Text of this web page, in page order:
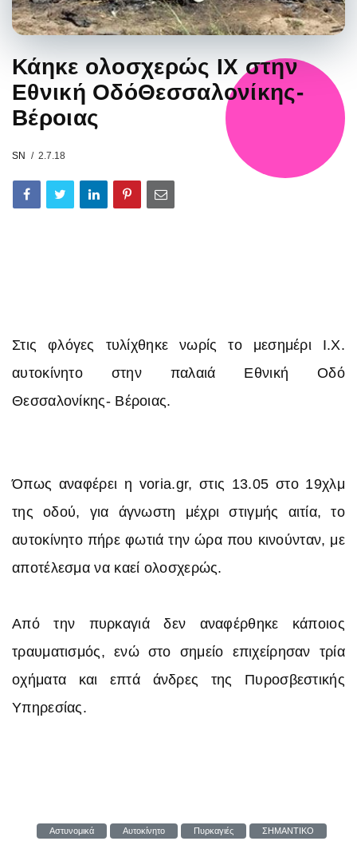
Κάηκε ολοσχερώς ΙΧ στην
Εθνική ΟδόΘεσσαλονίκης-
Βέροιας
SN 2.7.18
Στις φλόγες τυλίχθηκε νωρίς το μεσημέρι Ι.Χ.
αυτοκίνητο στην παλαιά Εθνική Οδό
Θεσσαλονίκης- Βέροιας.
Όπως αναφέρει η voria.gr, στις 13.05 στο 19χλμ
της οδού, για άγνωστη μέχρι στιγμής αιτία, το
αυτοκίνητο πήρε φωτιά την ώρα που κινούνταν, με
αποτέλεσμα να καεί ολοσχερώς.
Από την πυρκαγιά δεν αναφέρθηκε κάποιος
τραυματισμός, ενώ στο σημείο επιχείρησαν τρία
οχήματα και επτά άνδρες της Πυροσβεστικής
Υπηρεσίας.
Αστυνομικά Αυτοκίνητο Πυρκαγιές ΣΗΜΑΝΤΙΚΟ